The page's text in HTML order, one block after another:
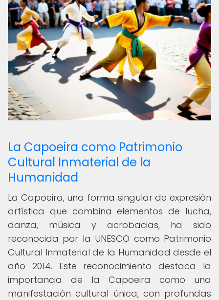
La Capoeira como Patrimonio
Cultural Inmaterial de la
Humanidad
La Capoeira, una forma singular de expresión
artística que combina elementos de lucha,
danza, música y acrobacias, ha sido
reconocida por la UNESCO como Patrimonio
Cultural Inmaterial de la Humanidad desde el
año 2014. Este reconocimiento destaca la
importancia de la Capoeira como una
manifestación cultural única, con profundas